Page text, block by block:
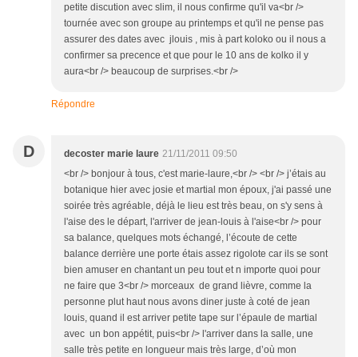
petite discution avec slim, il nous confirme qu'il va<br />
tournée avec son groupe au printemps et qu'il ne pense pas
assurer des dates avec jlouis , mis à part koloko ou il nous a
confirmer sa precence et que pour le 10 ans de kolko il y
aura<br /> beaucoup de surprises.<br />
Répondre
D decoster marie laure 21/11/2011 09:50
<br /> bonjour à tous, c'est marie-laure,<br /> <br /> j’étais au
botanique hier avec josie et martial mon époux, j'ai passé une
soirée très agréable, déjà le lieu est très beau, on s'y sens à
l'aise des le départ, l'arriver de jean-louis à l'aise<br /> pour
sa balance, quelques mots échangé, l’écoute de cette
balance derrière une porte étais assez rigolote car ils se sont
bien amuser en chantant un peu tout et n importe quoi pour
ne faire que 3<br /> morceaux de grand lièvre, comme la
personne plut haut nous avons diner juste à coté de jean
louis, quand il est arriver petite tape sur l’épaule de martial
avec un bon appétit, puis<br /> l'arriver dans la salle, une
salle très petite en longueur mais très large, d’où mon